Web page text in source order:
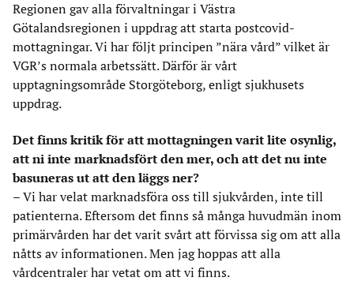
Regionen gav alla förvaltningar i Västra
Götalandsregionen i uppdrag att starta postcovid-
mottagningar. Vi har följt principen ”nära vård” vilket är
VGR’s normala arbetssätt. Därför är vårt
upptagningsområde Storgöteborg, enligt sjukhusets
uppdrag.
Det finns kritik för att mottagningen varit lite osynlig,
att ni inte marknadsfört den mer, och att det nu inte
basuneras ut att den läggs ner?
– Vi har velat marknadsföra oss till sjukvården, inte till
patienterna. Eftersom det finns så många huvudmän inom
primärvården har det varit svårt att förvissa sig om att alla
nåtts av informationen. Men jag hoppas att alla
vårdcentraler har vetat om att vi finns.